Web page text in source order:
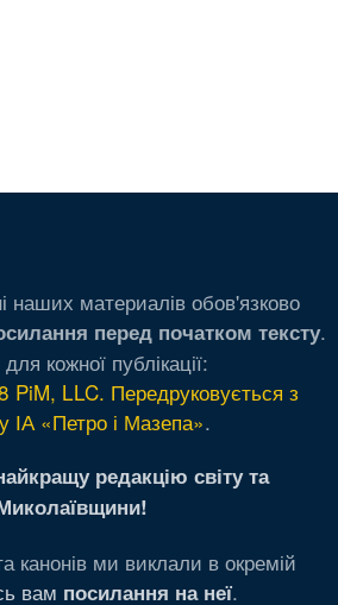
наших материалів обов'язково
перед початком тексту.
кожної публікації:
LLC. Передруковується з
ІА «Петро і Мазепа».
редакцію світу та
канонів ми виклали в окремій
вам посилання на неї.